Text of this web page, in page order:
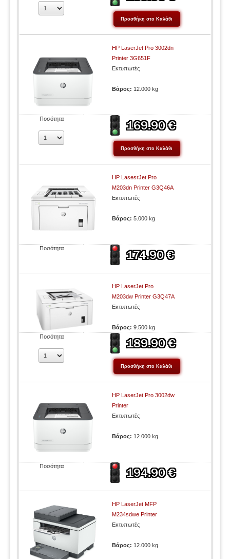
HP LaserJet Pro 3002dn
Printer 3G651F
Εκτυπωτές
Βάρος: 12.000 kg
Ποσότητα
HP LasesrJet Pro
M203dn Printer G3Q46A
Εκτυπωτές
Βάρος:5.000 kg
Ποσότητα
HP LaserJet Pro
M203dw Printer G3Q47A
Εκτυπωτές
Βάρος:9.500 kg
Ποσότητα
HP LaserJet Pro 3002dw
Printer
Εκτυπωτές
Βάρος: 12.000 kg
Ποσότητα
HP LaserJet MFP
M234sdwe Printer
Εκτυπωτές
Βάρος: 12.000 kg